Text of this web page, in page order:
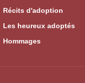
Récits d'adoption
Les heureux adoptés
Hommages